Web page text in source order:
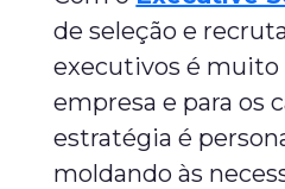
de seleção e
executivos é muito
empresa e para os
estratégia é
moldando às